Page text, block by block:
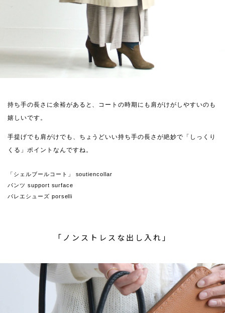
持ち手の長さに余裕があると、コートの時期にも肩がけがしやすいのも
嬉しいです。
手提げでも肩がけでも、ちょうどいい持ち手の長さが絶妙で「しっくり
くる」ポイントなんですね。
「シェルブールコート」 soutiencollar
パンツ support surface
バレエシューズ porselli
「ノンストレスな出し入れ」